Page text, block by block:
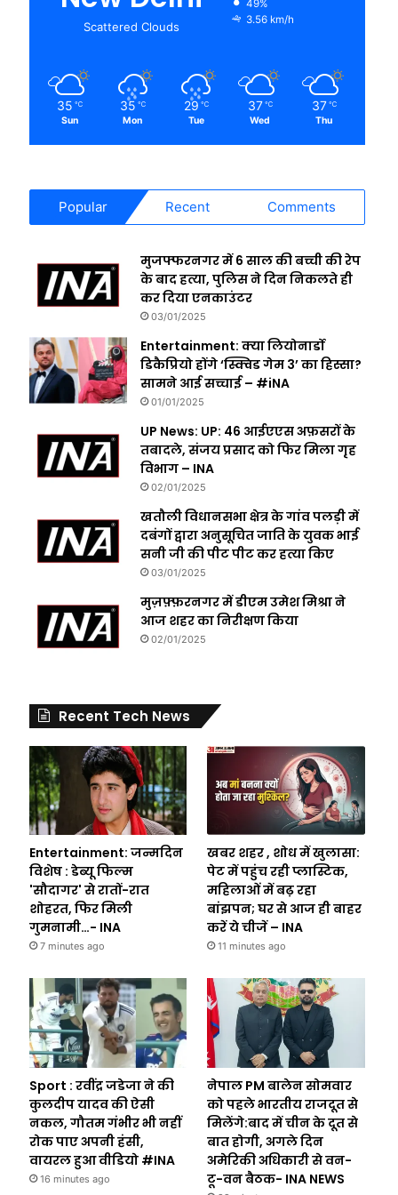
Scattered Clouds
49%
3.56 km/h
35 ℃
Sun
35 ℃
Mon
29 ℃
Tue
37 ℃
Wed
37 ℃
Thu
Popular Recent Comments
मुजफ्फरनगर में 6 साल की बच्ची की रेप
के बाद हत्या, पुलिस ने दिन निकलते ही
कर दिया एनकाउंटर
03/01/2025
Entertainment: क्या लियोनार्डो
डिकैप्रियो होंगे ‘स्क्विड गेम 3’ का हिस्सा?
सामने आई सच्चाई – #iNA
01/01/2025
UP News: UP: 46 आईएएस अफ़सरों के
तबादले, संजय प्रसाद को फिर मिला गृह
विभाग – INA
02/01/2025
खतौली विधानसभा क्षेत्र के गांव पलड़ी में
दबंगों द्वारा अनुसूचित जाति के युवक भाई
सनी जी की पीट पीट कर हत्या किए
03/01/2025
मुज़फ़्फ़रनगर में डीएम उमेश मिश्रा ने
आज शहर का निरीक्षण किया
02/01/2025
Recent Tech News
Entertainment: जन्मदिन
विशेष : डेब्यू फिल्म
'सौदागर' से रातों-रात
शोहरत, फिर मिली
गुमनामी…- INA
7 minutes ago
खबर शहर , शोध में खुलासा:
पेट में पहुंच रही प्लास्टिक,
महिलाओं में बढ़ रहा
बांझपन; घर से आज ही बाहर
करें ये चीजें – INA
11 minutes ago
Sport : रवींद्र जडेजा ने की
कुलदीप यादव की ऐसी
नकल, गौतम गंभीर भी नहीं
रोक पाए अपनी हंसी,
वायरल हुआ वीडियो #INA
16 minutes ago
नेपाल PM बालेन सोमवार
को पहले भारतीय राजदूत से
मिलेंगे:बाद में चीन के दूत से
बात होगी, अगले दिन
अमेरिकी अधिकारी से वन-
टू-वन बैठक- INA NEWS